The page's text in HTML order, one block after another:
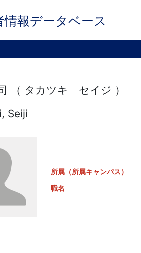
情報データベース
（ タカツキ セイジ ）
Seiji
所属（所属キャンパス）
職名